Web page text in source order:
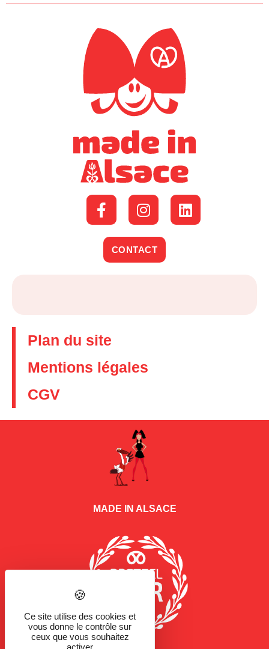
CONTACT
Plan du site
Mentions légales
CGV
MADE IN ALSACE
Ce site utilise des cookies et
vous donne le contrôle sur
ceux que vous souhaitez
activer